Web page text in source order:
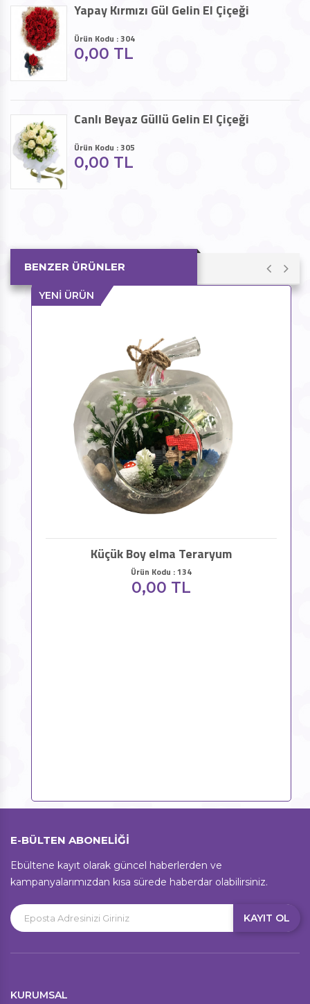
Yapay Kırmızı Gül Gelin El Çiçeği
Ürün Kodu : 304
0,00 TL
Canlı Beyaz Güllü Gelin El Çiçeği
Ürün Kodu : 305
0,00 TL
BENZER ÜRÜNLER
YENİ ÜRÜN
Küçük Boy elma Teraryum
Ürün Kodu : 134
0,00 TL
E-BÜLTEN ABONELİĞİ
Ebültene kayıt olarak güncel haberlerden ve
kampanyalarımızdan kısa sürede haberdar olabilirsiniz.
KAYIT OL
KURUMSAL